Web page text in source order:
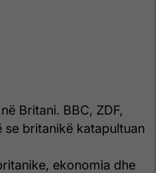
Britani. BBC, ZDF,
se britanikë katapultuan
ekonomia dhe